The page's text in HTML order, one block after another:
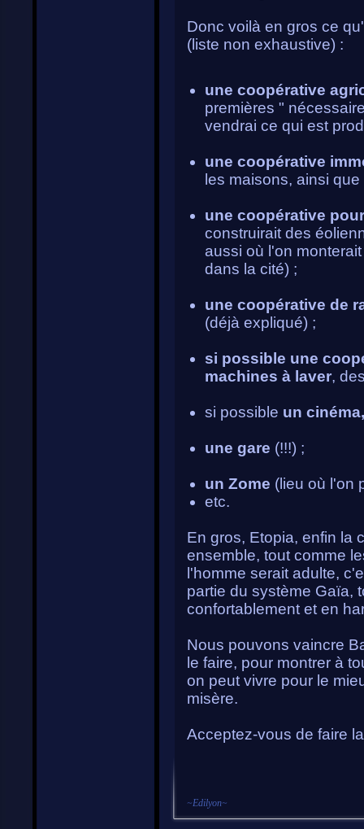
Donc voilà en gros ce
(liste non exhaustive) :
une coopérative
premières "
vendrai ce qui est
une coopérative
les maisons, ainsi
une coopérative
construirait des
aussi où l'on
dans la cité) ;
une coopérative de
(déjà expliqué) ;
si possible une
machines à laver,
si possible un
une gare (!!!) ;
un Zome (lieu où l'on
etc.
En gros, Etopia, enfin la
ensemble, tout comme
l'homme serait adulte,
partie du système Gaïa,
confortablement et en
Nous pouvons vaincre
le faire, pour montrer à
on peut vivre pour le
misère.
Acceptez-vous de faire
~Edilyon~